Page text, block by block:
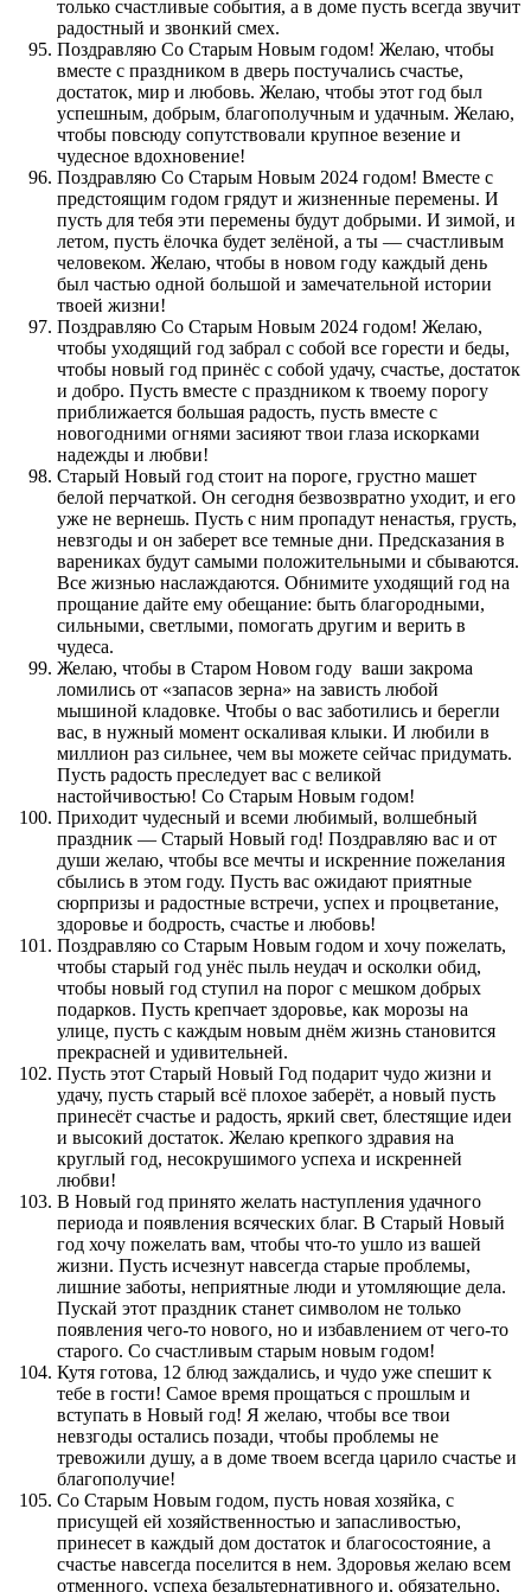
только счастливые события, а в доме пусть всегда звучит
радостный и звонкий смех.
Поздравляю Со Старым Новым годом! Желаю, чтобы
вместе с праздником в дверь постучались счастье,
достаток, мир и любовь. Желаю, чтобы этот год был
успешным, добрым, благополучным и удачным. Желаю,
чтобы повсюду сопутствовали крупное везение и
чудесное вдохновение!
Поздравляю Со Старым Новым 2024 годом! Вместе с
предстоящим годом грядут и жизненные перемены. И
пусть для тебя эти перемены будут добрыми. И зимой, и
летом, пусть ёлочка будет зелёной, а ты — счастливым
человеком. Желаю, чтобы в новом году каждый день
был частью одной большой и замечательной истории
твоей жизни!
Поздравляю Со Старым Новым 2024 годом! Желаю,
чтобы уходящий год забрал с собой все горести и беды,
чтобы новый год принёс с собой удачу, счастье, достаток
и добро. Пусть вместе с праздником к твоему порогу
приближается большая радость, пусть вместе с
новогодними огнями засияют твои глаза искорками
надежды и любви!
Старый Новый год стоит на пороге, грустно машет
белой перчаткой. Он сегодня безвозвратно уходит, и его
уже не вернешь. Пусть с ним пропадут ненастья, грусть,
невзгоды и он заберет все темные дни. Предсказания в
варениках будут самыми положительными и сбываются.
Все жизнью наслаждаются. Обнимите уходящий год на
прощание дайте ему обещание: быть благородными,
сильными, светлыми, помогать другим и верить в
чудеса.
Желаю, чтобы в Старом Новом году ваши закрома
ломились от «запасов зерна» на зависть любой
мышиной кладовке. Чтобы о вас заботились и берегли
вас, в нужный момент оскаливая клыки. И любили в
миллион раз сильнее, чем вы можете сейчас придумать.
Пусть радость преследует вас с великой
настойчивостью! Со Старым Новым годом!
Приходит чудесный и всеми любимый, волшебный
праздник — Старый Новый год! Поздравляю вас и от
души желаю, чтобы все мечты и искренние пожелания
сбылись в этом году. Пусть вас ожидают приятные
сюрпризы и радостные встречи, успех и процветание,
здоровье и бодрость, счастье и любовь!
Поздравляю со Старым Новым годом и хочу пожелать,
чтобы старый год унёс пыль неудач и осколки обид,
чтобы новый год ступил на порог с мешком добрых
подарков. Пусть крепчает здоровье, как морозы на
улице, пусть с каждым новым днём жизнь становится
прекрасней и удивительней.
Пусть этот Старый Новый Год подарит чудо жизни и
удачу, пусть старый всё плохое заберёт, а новый пусть
принесёт счастье и радость, яркий свет, блестящие идеи
и высокий достаток. Желаю крепкого здравия на
круглый год, несокрушимого успеха и искренней
любви!
В Новый год принято желать наступления удачного
периода и появления всяческих благ. В Старый Новый
год хочу пожелать вам, чтобы что-то ушло из вашей
жизни. Пусть исчезнут навсегда старые проблемы,
лишние заботы, неприятные люди и утомляющие дела.
Пускай этот праздник станет символом не только
появления чего-то нового, но и избавлением от чего-то
старого. Со счастливым старым новым годом!
Кутя готова, 12 блюд заждались, и чудо уже спешит к
тебе в гости! Самое время прощаться с прошлым и
вступать в Новый год! Я желаю, чтобы все твои
невзгоды остались позади, чтобы проблемы не
тревожили душу, а в доме твоем всегда царило счастье и
благополучие!
Со Старым Новым годом, пусть новая хозяйка, с
присущей ей хозяйственностью и запасливостью,
принесет в каждый дом достаток и благосостояние, а
счастье навсегда поселится в нем. Здоровья желаю всем
отменного, успеха безальтернативного и, обязательно,